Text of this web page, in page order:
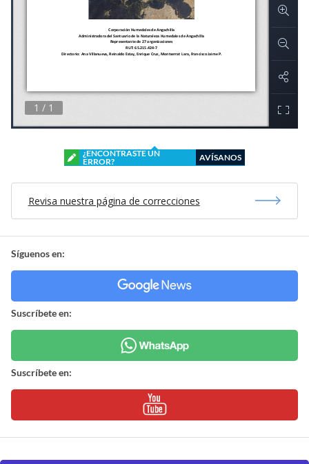
¿ENCONTRASTE UN
ERROR?
AVÍSANOS
Revisa nuestra página de correcciones
Síguenos en:
Suscríbete en:
Suscríbete en: